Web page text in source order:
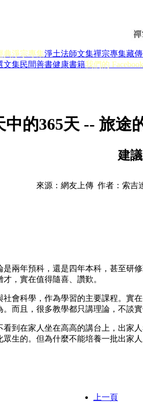
典淨宗專集淨土法師文集禪宗專集藏
文集民間善書健康書籍我們的
中的365天 -- 旅
建議
來源：網友上傳 作者：索吉
年預科，還是四年本科，甚至研
，實在值得隨喜、讚歎。
科學，作為學習的主要課程。實
而且，很多教學都只講理論，不談
在家人坐在高高的講台上，出家
生的。但為什麼不能培養一批出
上一頁